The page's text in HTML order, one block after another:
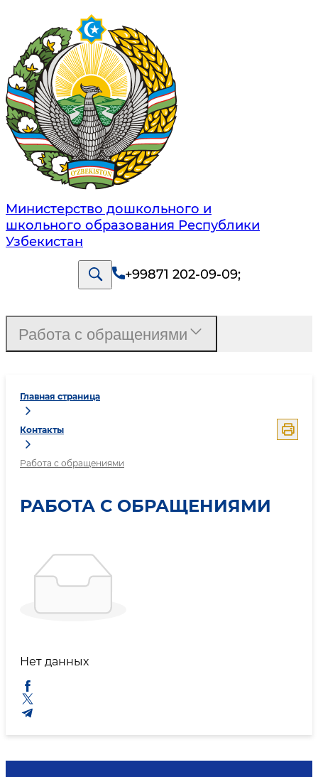
Министерство дошкольного и
школьного образования Республики
Узбекистан
+99871 202-09-09;
Главная страница
Контакты
Работа с обращениями
РАБОТА С ОБРАЩЕНИЯМИ
Нет данных
Работа с обращениями